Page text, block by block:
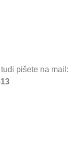
pišete na mail: